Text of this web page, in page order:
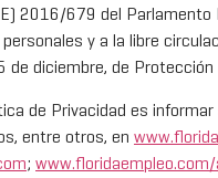
2016/679 del Parlamento
y a la libre
de diciembre, de
de Privacidad es
entre otros, en
;